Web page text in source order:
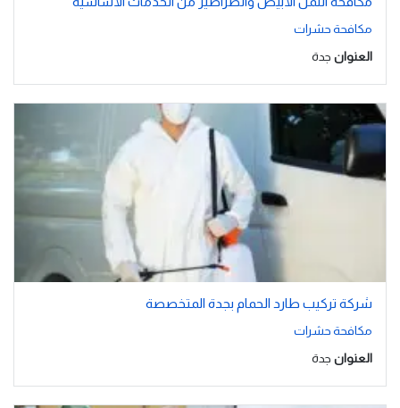
مكافحة حشرات
العنوان جدة
شركة تركيب طارد الحمام بجدة المتخصصة
مكافحة حشرات
العنوان جدة